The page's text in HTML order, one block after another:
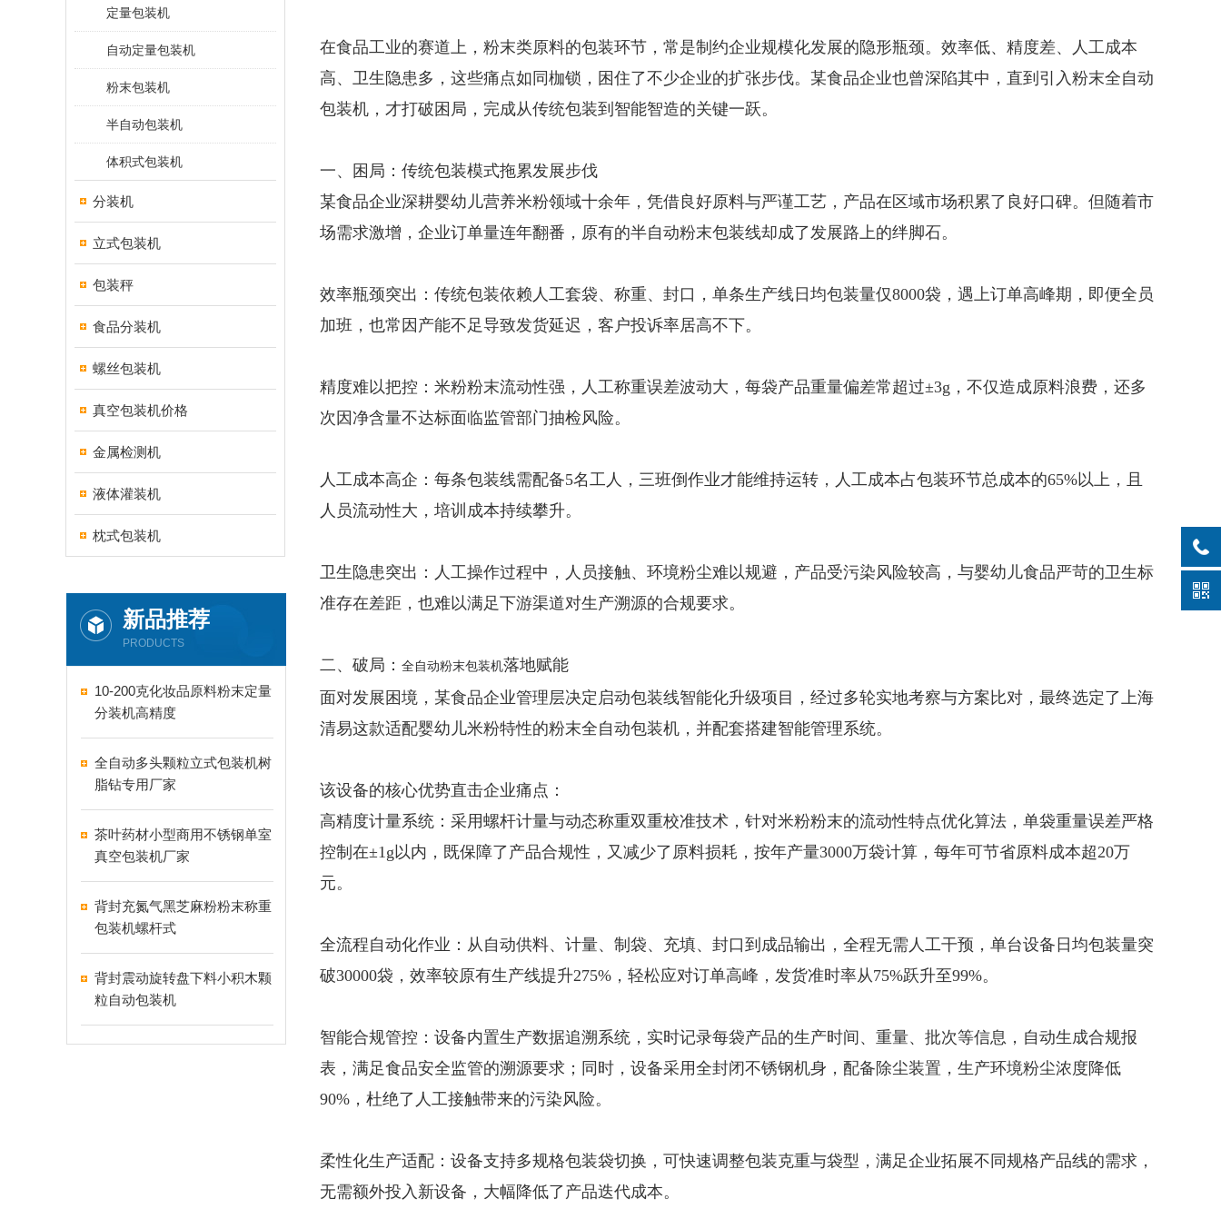
定量包装机
自动定量包装机
粉末包装机
半自动包装机
体积式包装机
分装机
立式包装机
包装秤
食品分装机
螺丝包装机
真空包装机价格
金属检测机
液体灌装机
枕式包装机
新品推荐
PRODUCTS
10-200克化妆品原料粉末定量
分装机高精度
全自动多头颗粒立式包装机树
脂钻专用厂家
茶叶药材小型商用不锈钢单室
真空包装机厂家
背封充氮气黑芝麻粉粉末称重
包装机螺杆式
背封震动旋转盘下料小积木颗
粒自动包装机
在食品工业的赛道上，粉末类原料的包装环节，常是制约企业规模化发展的隐形瓶颈。效率低、精度差、人工成本
高、卫生隐患多，这些痛点如同枷锁，困住了不少企业的扩张步伐。某食品企业也曾深陷其中，直到引入粉末全自动
包装机，才打破困局，完成从传统包装到智能智造的关键一跃。
一、困局：传统包装模式拖累发展步伐
某食品企业深耕婴幼儿营养米粉领域十余年，凭借良好原料与严谨工艺，产品在区域市场积累了良好口碑。但随着市
场需求激增，企业订单量连年翻番，原有的半自动粉末包装线却成了发展路上的绊脚石。
效率瓶颈突出：传统包装依赖人工套袋、称重、封口，单条生产线日均包装量仅8000袋，遇上订单高峰期，即便全员
加班，也常因产能不足导致发货延迟，客户投诉率居高不下。
精度难以把控：米粉粉末流动性强，人工称重误差波动大，每袋产品重量偏差常超过±3g，不仅造成原料浪费，还多
次因净含量不达标面临监管部门抽检风险。
人工成本高企：每条包装线需配备5名工人，三班倒作业才能维持运转，人工成本占包装环节总成本的65%以上，且
人员流动性大，培训成本持续攀升。
卫生隐患突出：人工操作过程中，人员接触、环境粉尘难以规避，产品受污染风险较高，与婴幼儿食品严苛的卫生标
准存在差距，也难以满足下游渠道对生产溯源的合规要求。
二、破局： 全自动粉末包装机落地赋能
面对发展困境，某食品企业管理层决定启动包装线智能化升级项目，经过多轮实地考察与方案比对，最终选定了上海
清易这款适配婴幼儿米粉特性的粉末全自动包装机，并配套搭建智能管理系统。
该设备的核心优势直击企业痛点：
高精度计量系统：采用螺杆计量与动态称重双重校准技术，针对米粉粉末的流动性特点优化算法，单袋重量误差严格
控制在±1g以内，既保障了产品合规性，又减少了原料损耗，按年产量3000万袋计算，每年可节省原料成本超20万
元。
全流程自动化作业：从自动供料、计量、制袋、充填、封口到成品输出，全程无需人工干预，单台设备日均包装量突
破30000袋，效率较原有生产线提升275%，轻松应对订单高峰，发货准时率从75%跃升至99%。
智能合规管控：设备内置生产数据追溯系统，实时记录每袋产品的生产时间、重量、批次等信息，自动生成合规报
表，满足食品安全监管的溯源要求；同时，设备采用全封闭不锈钢机身，配备除尘装置，生产环境粉尘浓度降低
90%，杜绝了人工接触带来的污染风险。
柔性化生产适配：设备支持多规格包装袋切换，可快速调整包装克重与袋型，满足企业拓展不同规格产品线的需求，
无需额外投入新设备，大幅降低了产品迭代成本。